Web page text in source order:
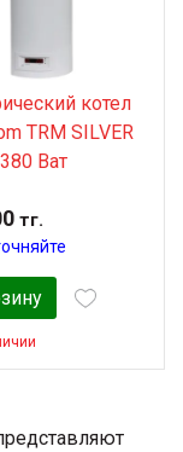
котел
TRM SILVER
Ват
тг.